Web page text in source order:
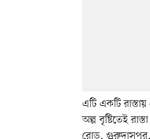
এটি একটি
অল্প বৃষ্টিতেই
রোড,